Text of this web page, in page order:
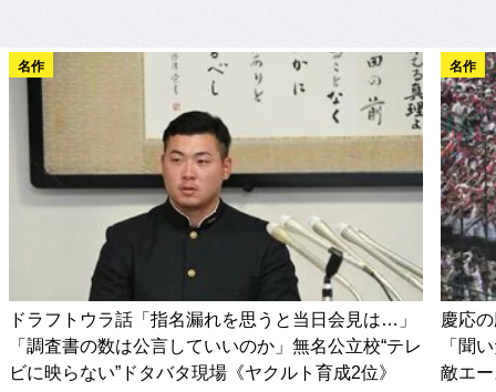
名作
ドラフトウラ話「指名漏れを思うと当日会見は…」
「調査書の数は公言していいのか」無名公立校“テレ
ビに映らない”ドタバタ現場《ヤクルト育成2位》
名作
慶応
「聞
敵エ